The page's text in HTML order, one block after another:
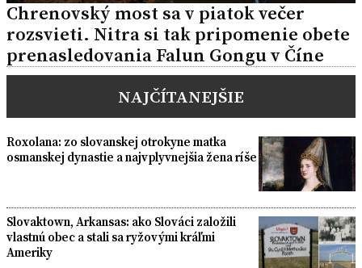
Chrenovský most sa v piatok večer
rozsvieti. Nitra si tak pripomenie obete
prenasledovania Falun Gongu v Číne
NAJČÍTANEJŠIE
Roxolana: zo slovanskej otrokyne matka
osmanskej dynastie a najvplyvnejšia žena ríše
Slovaktown, Arkansas: ako Slováci založili
vlastnú obec a stali sa ryžovými kráľmi
Ameriky